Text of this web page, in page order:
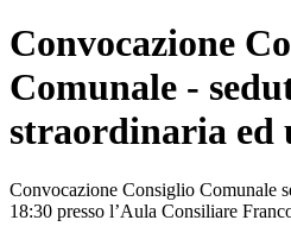
Convocazione
Comunale -
straordinaria ed
Convocazione Consiglio Comunale
18:30 presso l’Aula Consiliare